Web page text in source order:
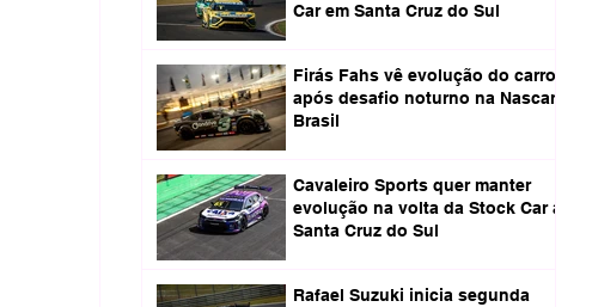
Car em Santa Cruz do Sul
Firás Fahs vê evolução do carro
após desafio noturno na Nascar
Brasil
Cavaleiro Sports quer manter
evolução na volta da Stock Car a
Santa Cruz do Sul
Rafael Suzuki inicia segunda